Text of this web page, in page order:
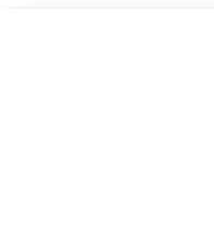
02-